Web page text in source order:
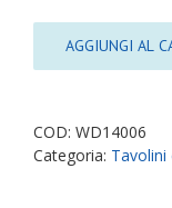
AGGIUNGI AL
COD: WD14006
Categoria: Tavolini